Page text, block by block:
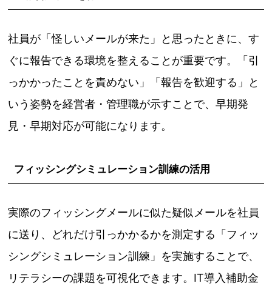
社員が「怪しいメールが来た」と思ったときに、す
ぐに報告できる環境を整えることが重要です。「引
っかかったことを責めない」「報告を歓迎する」と
いう姿勢を経営者・管理職が示すことで、早期発
見・早期対応が可能になります。
フィッシングシミュレーション訓練の活用
実際のフィッシングメールに似た疑似メールを社員
に送り、どれだけ引っかかるかを測定する「フィッ
シングシミュレーション訓練」を実施することで、
リテラシーの課題を可視化できます。IT導入補助金